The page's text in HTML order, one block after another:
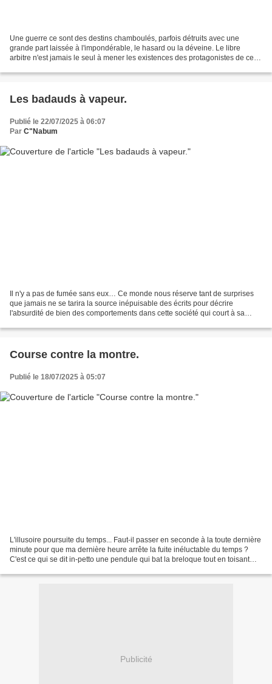
Une guerre ce sont des destins chamboulés, parfois détruits avec une
grande part laissée à l'impondérable, le hasard ou la déveine. Le libre
arbitre n'est jamais le seul à mener les existences des protagonistes de ces
Les badauds à vapeur.
Publié le 22/07/2025 à 06:07
Par C"Nabum
Il n'y a pas de fumée sans eux… Ce monde nous réserve tant de surprises
que jamais ne se tarira la source inépuisable des écrits pour décrire
l'absurdité de bien des comportements dans cette société qui court à sa
Course contre la montre.
Publié le 18/07/2025 à 05:07
L'illusoire poursuite du temps... Faut-il passer en seconde à la toute dernière
minute pour que ma dernière heure arrête la fuite inéluctable du temps ?
C'est ce qui se dit in-petto une pendule qui bat la breloque tout en toisant
Publicité